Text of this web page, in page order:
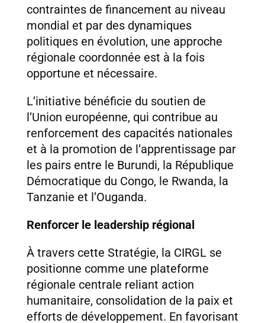
contraintes de financement au niveau
mondial et par des dynamiques
politiques en évolution, une approche
régionale coordonnée est à la fois
opportune et nécessaire.
L’initiative bénéficie du soutien de
l’Union européenne, qui contribue au
renforcement des capacités nationales
et à la promotion de l’apprentissage par
les pairs entre le Burundi, la République
Démocratique du Congo, le Rwanda, la
Tanzanie et l’Ouganda.
Renforcer le leadership régional
À travers cette Stratégie, la CIRGL se
positionne comme une plateforme
régionale centrale reliant action
humanitaire, consolidation de la paix et
efforts de développement. En favorisant